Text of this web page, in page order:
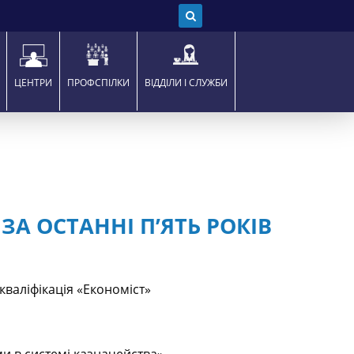
ЦЕНТРИ ПРОФСПІЛКИ ВІДДІЛИ І СЛУЖБИ
ОСТАННІ П’ЯТЬ РОКІВ
«Економіст»